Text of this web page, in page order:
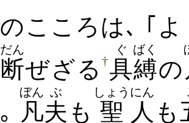
の​こころ​は､ ｢よ
断
だん
ぜ​ざる †具
ぐ
縛
ばく
の
｡ 凡
ぼん
夫
ぶ
も 聖
しょう
人
にん
も